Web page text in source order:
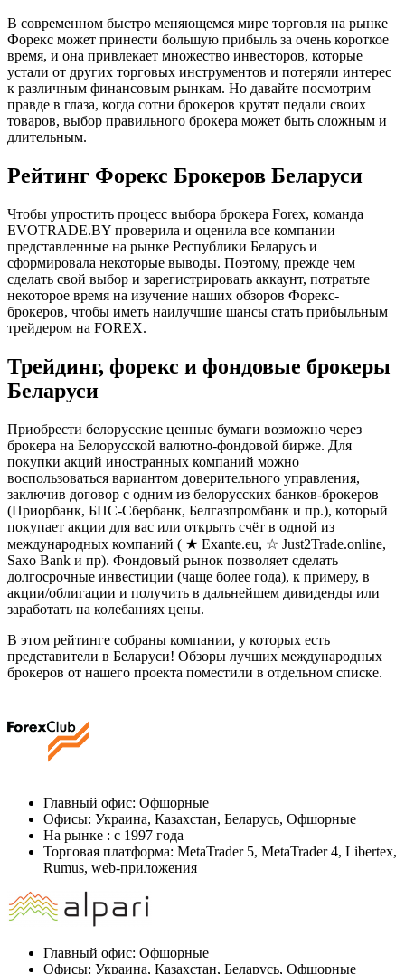
В современном быстро меняющемся мире торговля на рынке
Форекс может принести большую прибыль за очень короткое
время, и она привлекает множество инвесторов, которые
устали от других торговых инструментов и потеряли интерес
к различным финансовым рынкам. Но давайте посмотрим
правде в глаза, когда сотни брокеров крутят педали своих
товаров, выбор правильного брокера может быть сложным и
длительным.
Рейтинг Форекс Брокеров Беларуси
Чтобы упростить процесс выбора брокера Forex, команда
EVOTRADE.BY проверила и оценила все компании
представленные на рынке Республики Беларусь и
сформировала некоторые выводы. Поэтому, прежде чем
сделать свой выбор и зарегистрировать аккаунт, потратьте
некоторое время на изучение наших обзоров Форекс-
брокеров, чтобы иметь наилучшие шансы стать прибыльным
трейдером на FOREX.
Трейдинг, форекс и фондовые брокеры
Беларуси
Приобрести белорусские ценные бумаги возможно через
брокера на Белорусской валютно-фондовой бирже. Для
покупки акций иностранных компаний можно
воспользоваться вариантом доверительного управления,
заключив договор с одним из белорусских банков-брокеров
(Приорбанк, БПС-Сбербанк, Белгазпромбанк и пр.), который
покупает акции для вас или открыть счёт в одной из
международных компаний ( ★ Exante.eu, ☆ Just2Trade.online,
Saxo Bank и пр). Фондовый рынок позволяет сделать
долгосрочные инвестиции (чаще более года), к примеру, в
акции/облигации и получить в дальнейшем дивиденды или
заработать на колебаниях цены.
В этом рейтинге собраны компании, у которых есть
представители в Беларуси! Обзоры лучших международных
брокеров от нашего проекта поместили в отдельном списке.
Главный офис: Офшорные
Офисы: Украина, Казахстан, Беларусь, Офшорные
На рынке : c 1997 года
Торговая платформа: MetaTrader 5, MetaTrader 4, Libertex,
Rumus, web-приложения
Главный офис: Офшорные
Офисы: Украина, Казахстан, Беларусь, Офшорные